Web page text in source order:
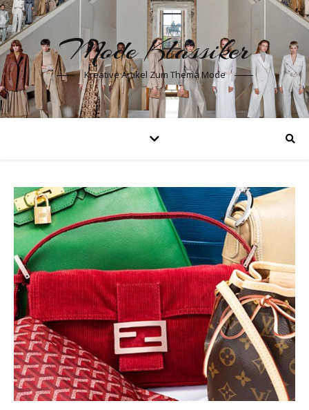
Mode Klassiker
Kreative Artikel Zum Thema Mode